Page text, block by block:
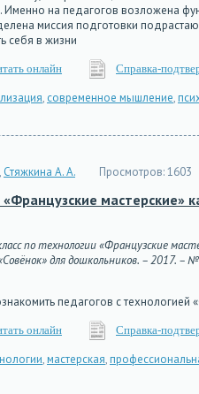
Именно на педагогов возложена
миссия подготовки
себя в жизни
онлайн Справка-
, современное мышление,
, Стяжкина А. А. Просмотров:1603
по технологии «Французские
для дошкольников. – 2017. –
педагогов с технологией
онлайн Справка-
,мастерская,